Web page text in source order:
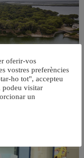
Devesa durant el mes de
oferir-vos
vostres preferències
ho tot", accepteu
podeu visitar
un